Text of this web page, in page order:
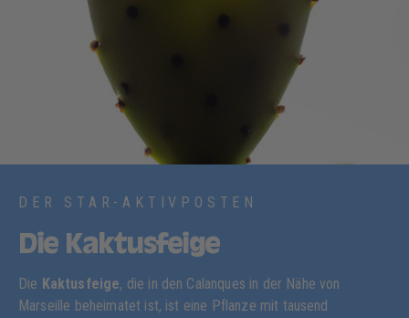
DER STAR-AKTIVPOSTEN
Die Kaktusfeige
Die Kaktusfeige, die in den Calanques in der Nähe von
Marseille beheimatet ist, ist eine Pflanze mit tausend